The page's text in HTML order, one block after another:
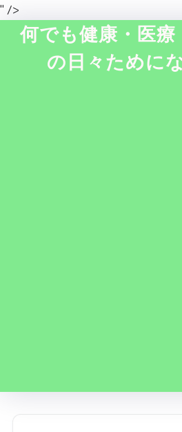
" />
何でも健康・医
の日々ために